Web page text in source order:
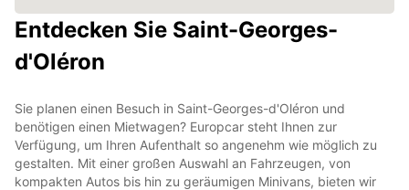
Entdecken Sie Saint-Georges-
d'Oléron
Sie planen einen Besuch in Saint-Georges-d'Oléron und
benötigen einen Mietwagen? Europcar steht Ihnen zur
Verfügung, um Ihren Aufenthalt so angenehm wie möglich zu
gestalten. Mit einer großen Auswahl an Fahrzeugen, von
kompakten Autos bis hin zu geräumigen Minivans, bieten wir